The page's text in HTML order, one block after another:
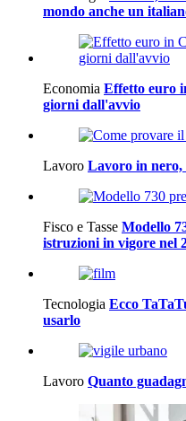
mondo anche un
Economia Effetto euro
giorni dall'avvio
Lavoro Lavoro in
Fisco e Tasse Modello
istruzioni in vigore nel
Tecnologia Ecco
usarlo
Lavoro Quanto